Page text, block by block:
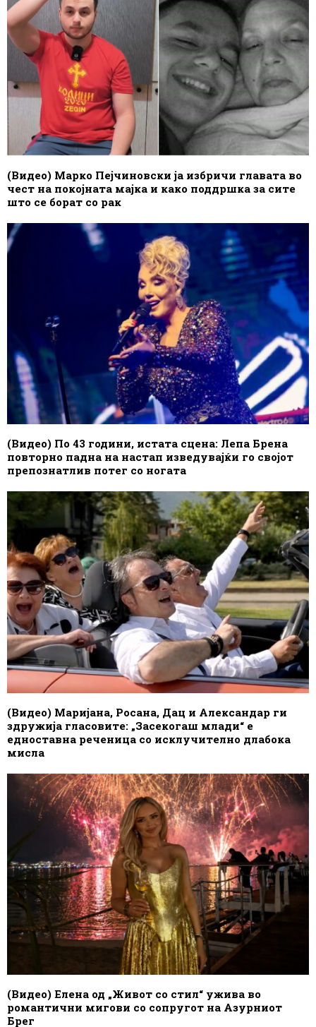
(Видео) Марко Пејчиновски ја избричи главата во
чест на покојната мајка и како поддршка за сите
што се борат со рак
(Видео) По 43 години, истата сцена: Лепа Брена
повторно падна на настап изведувајќи го својот
препознатлив потег со ногата
(Видео) Маријана, Росана, Дац и Александар ги
здружија гласовите: „Засекогаш млади“ е
едноставна реченица со исклучително длабока
мисла
(Видео) Елена од „Живот со стил“ ужива во
романтични мигови со сопругот на Азурниот
Брег